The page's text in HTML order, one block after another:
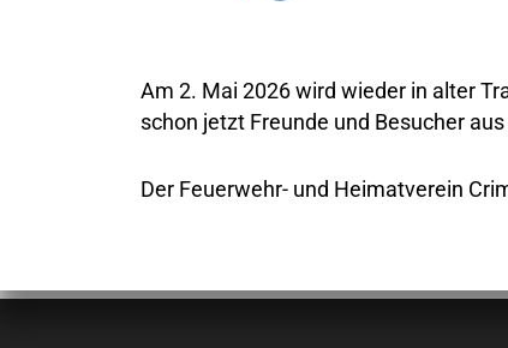
Am 2. Mai 2026 wird wieder in alter
schon jetzt Freunde und Besucher
Der Feuerwehr- und Heimatverein